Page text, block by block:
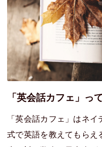
「英会話カフェ」っ
「英会話カフェ」はネ
式で英語を教えてもら